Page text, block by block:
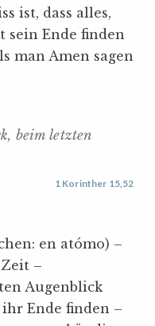
ist, dass alles,
sein Ende finden
man Amen sagen
beim letzten
1 Korinther 15,52
en atómo) –
–
Augenblick
Ende finden –